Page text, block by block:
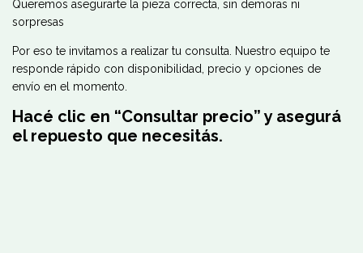
Queremos asegurarte la pieza correcta, sin demoras ni
sorpresas
Por eso te invitamos a realizar tu consulta. Nuestro equipo te
responde rápido con disponibilidad, precio y opciones de
envío en el momento.
Hacé clic en “Consultar precio” y asegurá
el repuesto que necesitás.